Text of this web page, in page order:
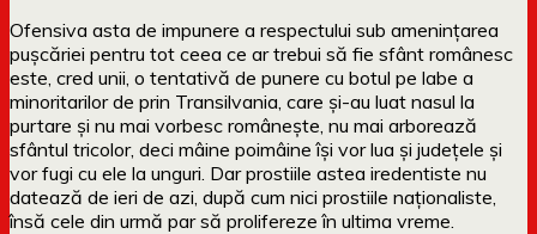
Ofensiva asta de impunere a respectului sub amenințarea
pușcăriei pentru tot ceea ce ar trebui să fie sfânt românesc
este, cred unii, o tentativă de punere cu botul pe labe a
minoritarilor de prin Transilvania, care și-au luat nasul la
purtare și nu mai vorbesc românește, nu mai arborează
sfântul tricolor, deci mâine poimâine își vor lua și județele și
vor fugi cu ele la unguri. Dar prostiile astea iredentiste nu
datează de ieri de azi, după cum nici prostiile naționaliste,
însă cele din urmă par să prolifereze în ultima vreme.